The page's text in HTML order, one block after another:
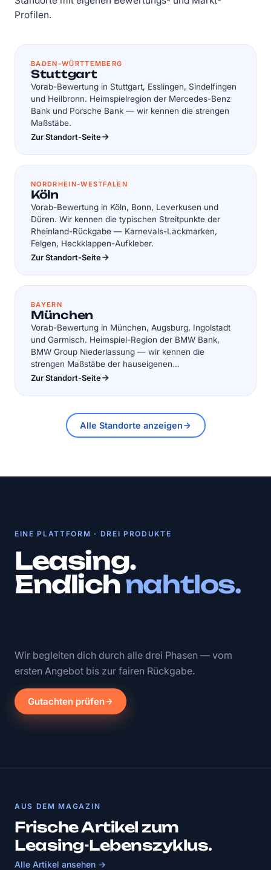
Profilen.
BADEN-WÜRTTEMBERG
Stuttgart
Vorab-Bewertung in Stuttgart, Esslingen, Sindelfingen
und Heilbronn. Heimspielregion der Mercedes-Benz
Bank und Porsche Bank — wir kennen die strengen
Maßstäbe.
Zur Standort-Seite
NORDRHEIN-WESTFALEN
Köln
Vorab-Bewertung in Köln, Bonn, Leverkusen und
Düren. Wir kennen die typischen Streitpunkte der
Rheinland-Rückgabe — Karnevals-Lackmarken,
Felgen, Heckklappen-Aufkleber.
Zur Standort-Seite
BAYERN
München
Vorab-Bewertung in München, Augsburg, Ingolstadt
und Garmisch. Heimspiel-Region der BMW Bank,
BMW Group Niederlassung — wir kennen die
strengen Maßstäbe der hauseigenen
Sachverständigen.
Zur Standort-Seite
Alle Standorte anzeigen
EINE PLATTFORM · DREI PRODUKTE
Leasing.
Endlichnahtlos.
Wir begleiten dich durch alle drei Phasen — vom
ersten Angebot bis zur fairen Rückgabe.
Gutachten prüfen
AUS DEM MAGAZIN
Frische Artikel zum
Leasing-Lebenszyklus.
Alle Artikel ansehen →